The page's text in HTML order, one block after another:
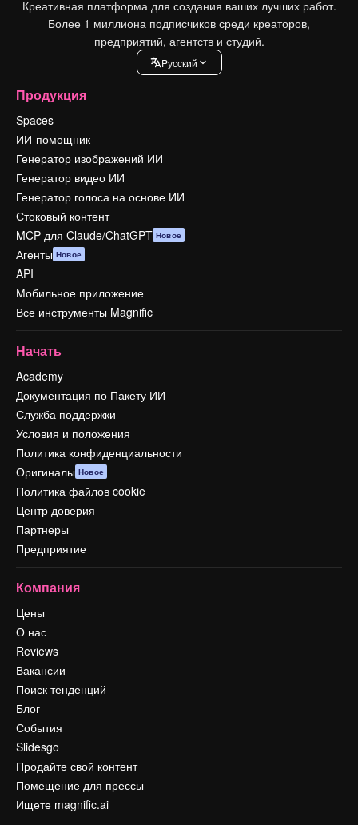
Креативная платформа для создания ваших лучших работ.
Более 1 миллиона подписчиков среди креаторов,
предприятий, агентств и студий.
Pусский
Продукция
Spaces
ИИ-помощник
Генератор изображений ИИ
Генератор видео ИИ
Генератор голоса на основе ИИ
Стоковый контент
MCP для Claude/ChatGPT Новое
Агенты Новое
API
Мобильное приложение
Все инструменты Magnific
Начать
Academy
Документация по Пакету ИИ
Служба поддержки
Условия и положения
Политика конфиденциальности
Оригиналы Новое
Политика файлов cookie
Центр доверия
Партнеры
Предприятие
Компания
Цены
О нас
Reviews
Вакансии
Поиск тенденций
Блог
События
Slidesgo
Продайте свой контент
Помещение для прессы
Ищете magnific.ai